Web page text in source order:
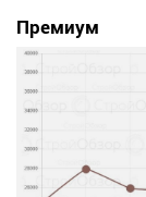
Премиум